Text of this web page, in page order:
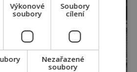
připomíná jeden z
nejkrutějších zvyků […]
Výkonové
soubory
Soubory
cílení
Nezařazené
soubory